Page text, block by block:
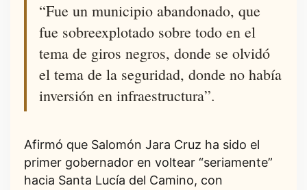
“Fue un municipio abandonado, que
fue sobreexplotado sobre todo en el
tema de giros negros, donde se olvidó
el tema de la seguridad, donde no había
inversión en infraestructura”.
Afirmó que Salomón Jara Cruz ha sido el
primer gobernador en voltear “seriamente”
hacia Santa Lucía del Camino, con